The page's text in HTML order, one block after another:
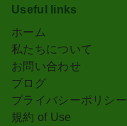
Useful links
ホーム
私たちについて
お問い合わせ
ブログ
プライバシーポリシー
規約 of Use